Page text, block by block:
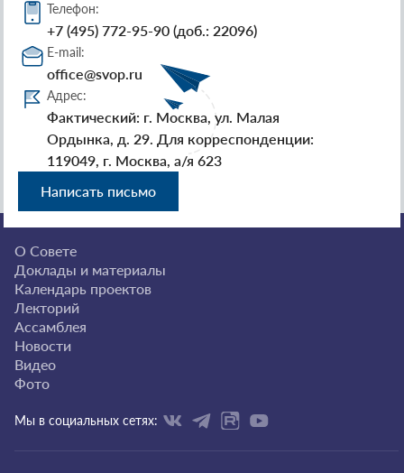
Телефон:
+7 (495) 772-95-90 (доб.: 22096)
E-mail:
office@svop.ru
Адрес:
Фактический: г. Москва, ул. Малая
Ордынка, д. 29. Для корреспонденции:
119049, г. Москва, а/я 623
Написать письмо
О Совете
Доклады и материалы
Календарь проектов
Лекторий
Ассамблея
Новости
Видео
Фото
Мы в социальных сетях: